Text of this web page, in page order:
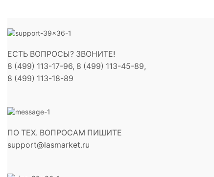
ЕСТЬ ВОПРОСЫ? ЗВОНИТЕ!
8 (499) 113-17-96, 8 (499) 113-45-89,
8 (499) 113-18-89
ПО ТЕХ. ВОПРОСАМ ПИШИТЕ
support@lasmarket.ru